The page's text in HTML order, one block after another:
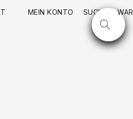
MEIN KONTO SUCHE